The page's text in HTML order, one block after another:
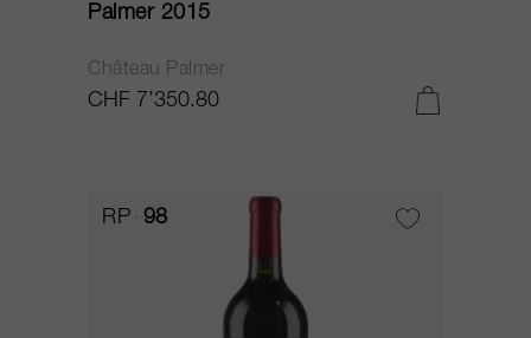
Palmer 2015
Château Palmer
CHF 7’350.80
RP 98